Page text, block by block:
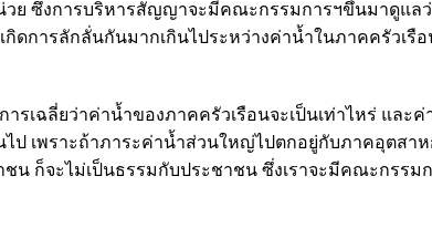
วย ซึ่งการบริหารสัญญาจะมีคณะกรรมการฯขึ้นมาดูแล
ดการลักลั่นกันมากเกินไประหว่างค่าน้ำในภาคครัวเรือ
รเฉลี่ยว่าค่าน้ำของภาคครัวเรือนจะเป็นเท่าไหร่ และค่
ป เพราะถ้าภาระค่าน้ำส่วนใหญ่ไปตกอยู่กับภาคอุตสาห
น ก็จะไม่เป็นธรรมกับประชาชน ซึ่งเราจะมีคณะกรรม